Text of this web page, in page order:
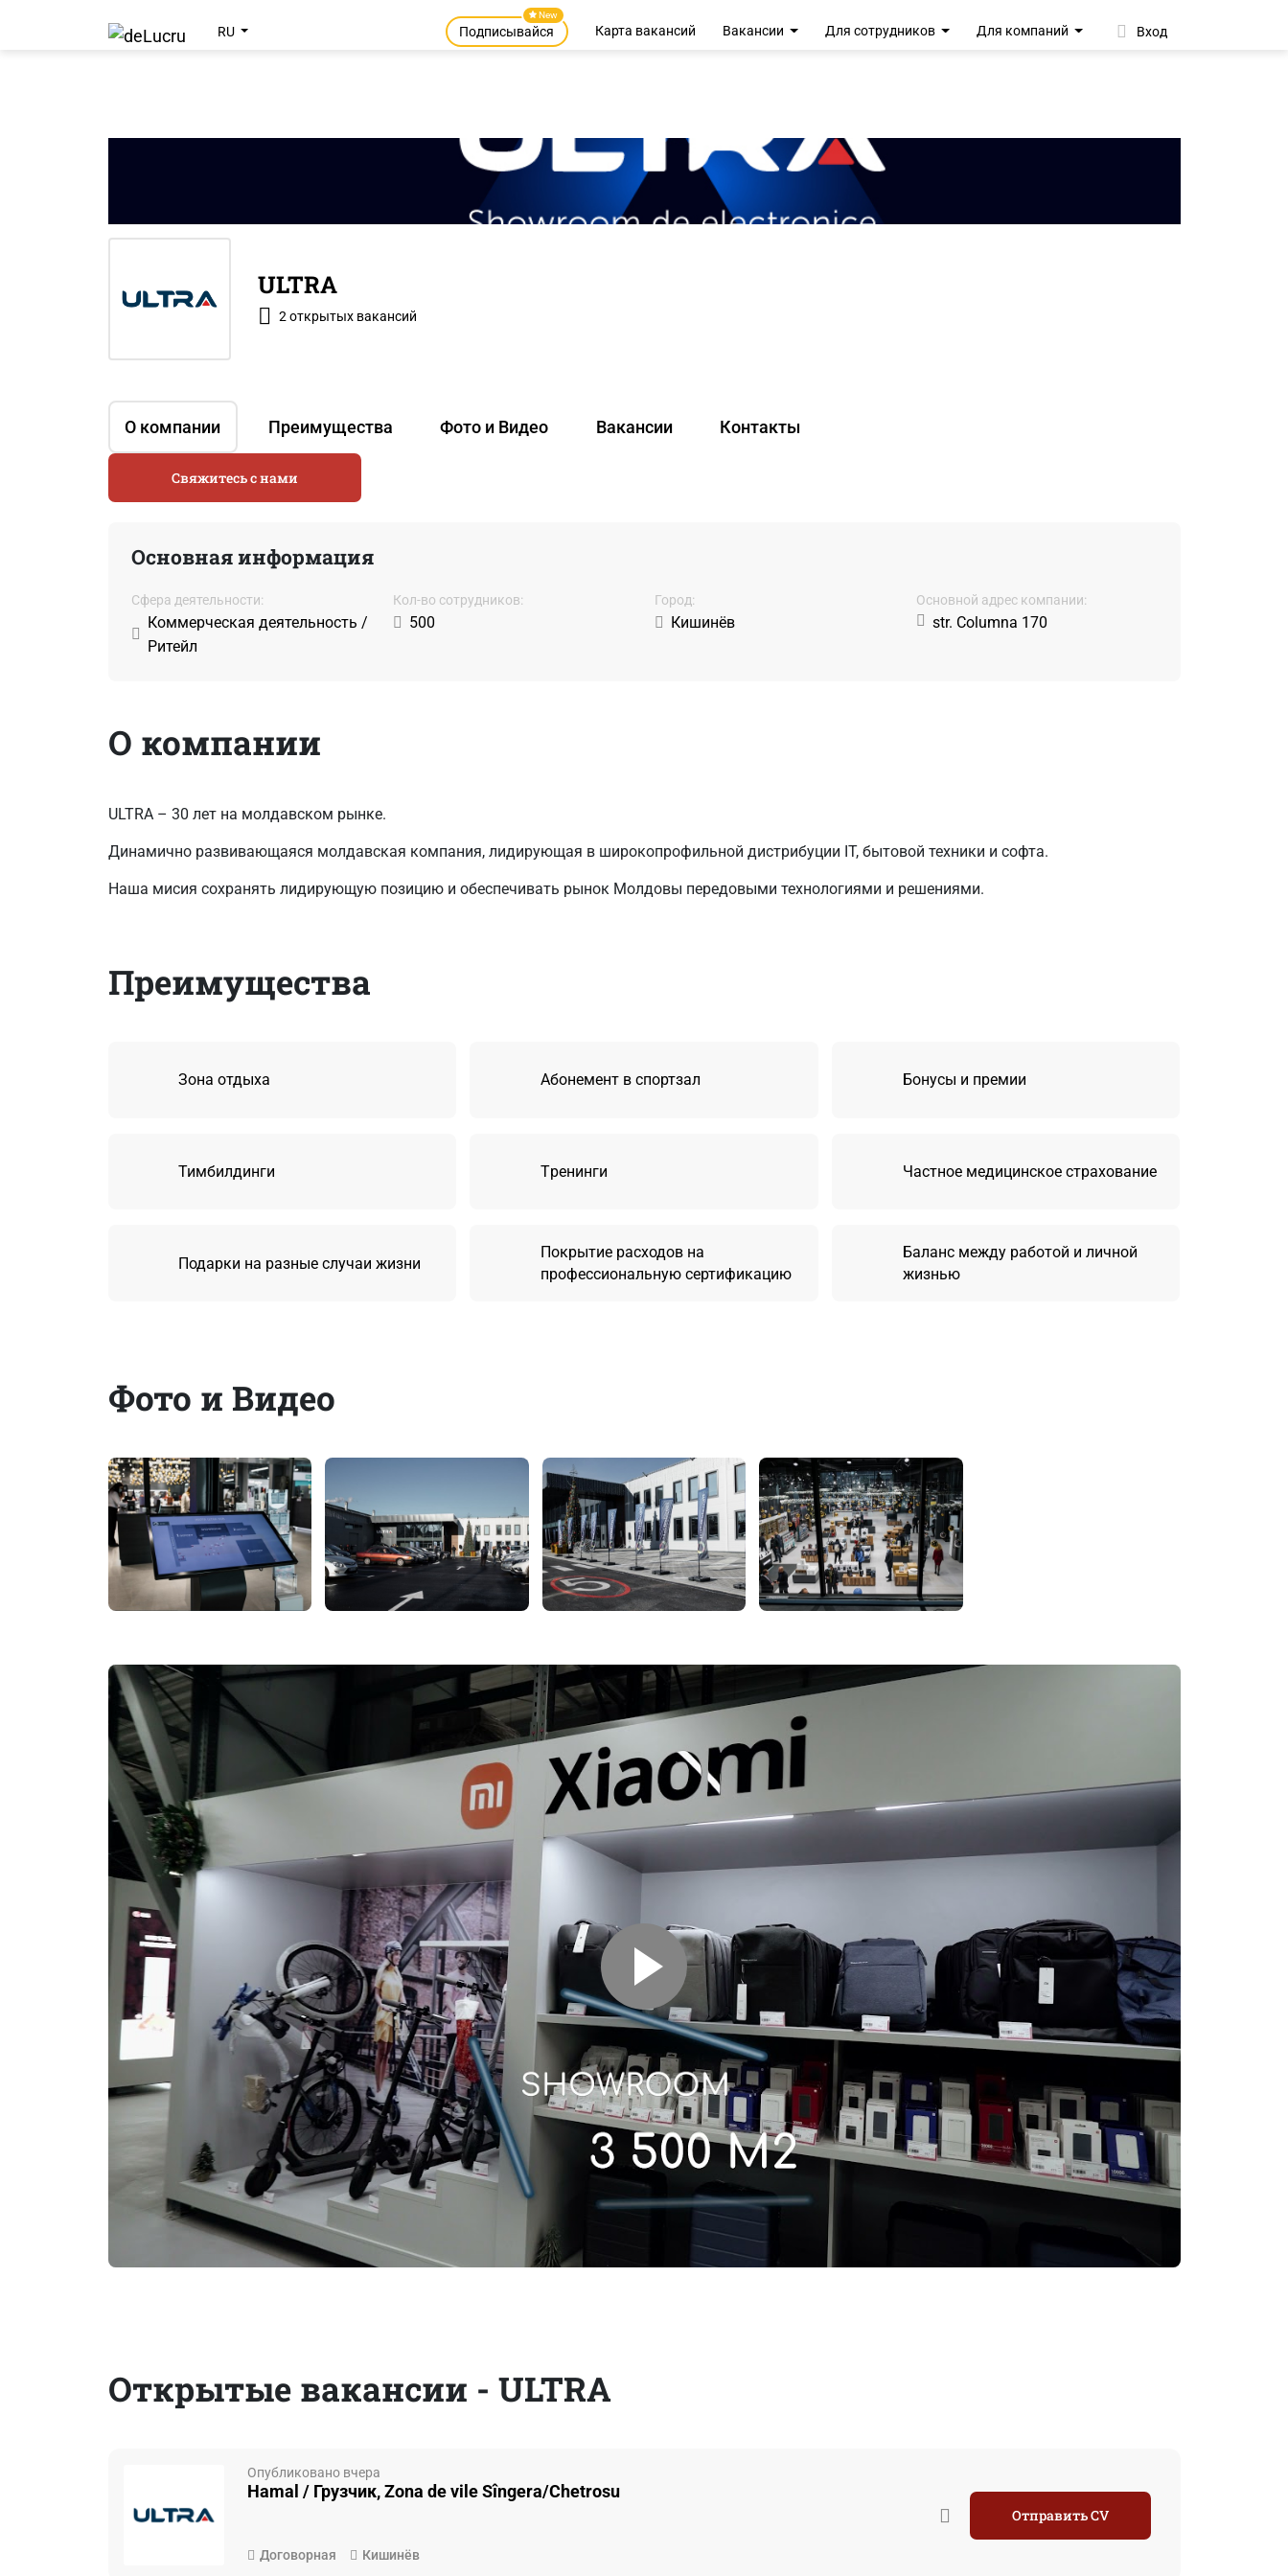
RU
New
Подписывайся Карта вакансий Вакансии Для сотрудников Для компаний Вход
ULTRA
2 открытых вакансий
О компании Преимущества Фото и Видео Вакансии Контакты
Свяжитесь с нами
Основная информация
Сфера деятельности:
Коммерческая деятельность /
Ритейл
Кол-во сотрудников:
500
Город:
Кишинёв
Основной адрес компании:
str. Columna 170
О компании
ULTRA – 30 лет на молдавском рынке.
Динамично развивающаяся молдавская компания, лидирующая в широкопрофильной дистрибуции IT, бытовой техники и софта.
Наша мисия сохранять лидирующую позицию и обеспечивать рынок Молдовы передовыми технологиями и решениями.
Преимущества
Зона отдыха Абонемент в спортзал Бонусы и премии
Тимбилдинги Tренинги Частное медицинское страхование
Подарки на разные случаи жизни
Покрытие расходов на
профессиональную сертификацию
Баланс между работой и личной
жизнью
Фото и Видео
Открытые вакансии - ULTRA
Опубликовано вчера
Hamal / Грузчик, Zona de vile Sîngera/Chetrosu
Договорная Кишинёв
Отправить CV